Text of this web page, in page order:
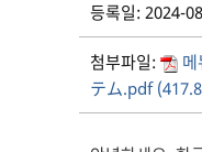
등록일: 2024-
첨부파일:
テム.pdf